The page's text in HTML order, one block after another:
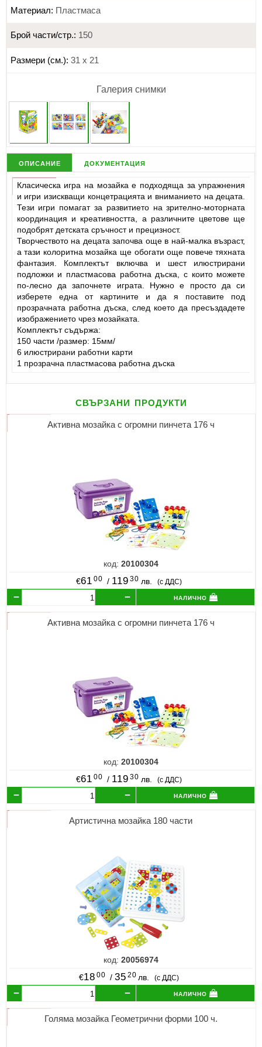
Материал: Пластмаса
Брой части/стр.: 150
Размери (см.): 31 х 21
Галерия снимки
описание документация
Класическа игра на мозайка е подходяща за упражнения
и игри изискващи концетрацията и вниманието на децата.
Тези игри помагат за развитието на зрително-моторната
координация и креативността, а различните цветове ще
подобрят детската сръчност и прецизност.
Творчеството на децата започва още в най-малка възраст,
а тази колоритна мозайка ще обогати още повече тяхната
фантазия. Комплектът включва и шест илюстрирани
подложки и пластмасова работна дъска, с които можете
по-лесно да започнете играта. Нужно е просто да си
изберете една от картините и да я поставите под
прозрачната работна дъска, след което да пресъздадете
изображението чрез мозайката.
Комплектът съдържа:
150 части /размер: 15мм/
6 илюстрирани работни карти
1 прозрачна пластмасова работна дъска
свързани продукти
Активна мозайка с огромни пинчета 176 ч
код: 20100304
€61 00 / 119 30 лв. (с ДДС)
налично
Активна мозайка с огромни пинчета 176 ч
код: 20100304
€61 00 / 119 30 лв. (с ДДС)
налично
Артистична мозайка 180 части
код: 20056974
€18 00 / 35 20 лв. (с ДДС)
налично
Голяма мозайка Геометрични форми 100 ч.